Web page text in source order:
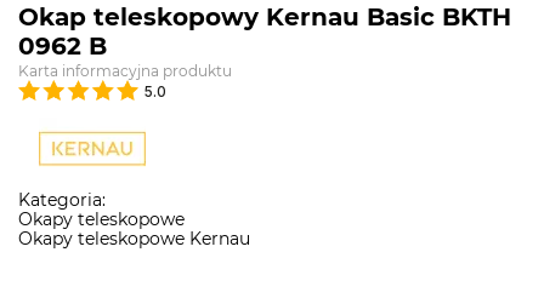
Okap teleskopowy Kernau Basic BKTH
0962 B
Karta informacyjna produktu
5.0
Kategoria:
Okapy teleskopowe
Okapy teleskopowe Kernau